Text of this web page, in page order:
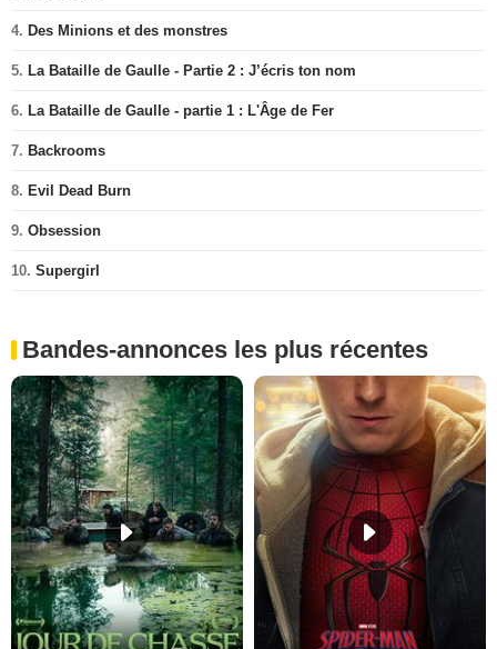
4. Des Minions et des monstres
5. La Bataille de Gaulle - Partie 2 : J’écris ton nom
6. La Bataille de Gaulle - partie 1 : L'Âge de Fer
7. Backrooms
8. Evil Dead Burn
9. Obsession
10. Supergirl
Bandes-annonces les plus récentes